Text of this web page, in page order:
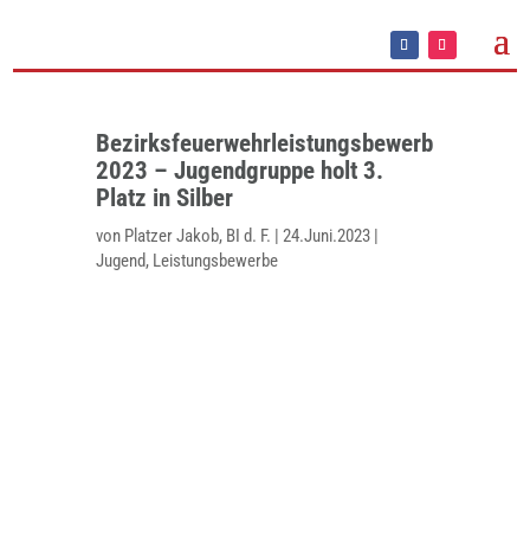
Bezirksfeuerwehrleistungsbewerb
2023 – Jugendgruppe holt 3.
Platz in Silber
von Platzer Jakob, BI d. F. | 24.Juni.2023|
Jugend, Leistungsbewerbe